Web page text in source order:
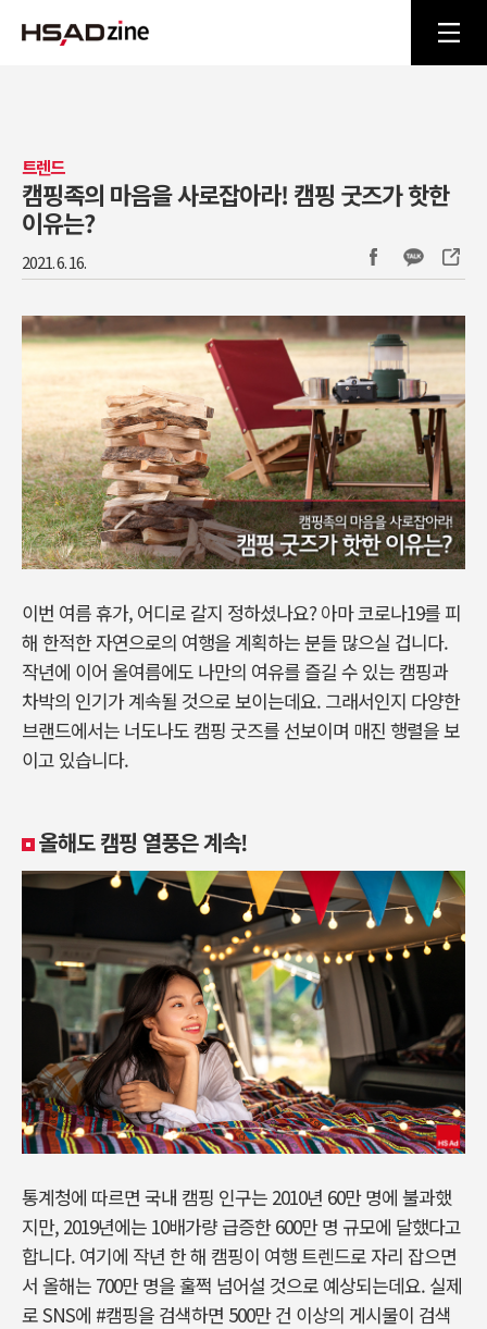
트렌드
캠핑족의 마음을 사로잡아라! 캠핑 굿즈가 핫한
이유는?
2021. 6. 16.
이번 여름 휴가, 어디로 갈지 정하셨나요? 아마 코로나19를 피
해 한적한 자연으로의 여행을 계획하는 분들 많으실 겁니다.
작년에 이어 올여름에도 나만의 여유를 즐길 수 있는 캠핑과
차박의 인기가 계속될 것으로 보이는데요. 그래서인지 다양한
브랜드에서는 너도나도 캠핑 굿즈를 선보이며 매진 행렬을 보
이고 있습니다.
올해도 캠핑 열풍은 계속!
통계청에 따르면 국내 캠핑 인구는 2010년 60만 명에 불과했
지만, 2019년에는 10배가량 급증한 600만 명 규모에 달했다고
합니다. 여기에 작년 한 해 캠핑이 여행 트렌드로 자리 잡으면
서 올해는 700만 명을 훌쩍 넘어설 것으로 예상되는데요. 실제
로 SNS에 #캠핑을 검색하면 500만 건 이상의 게시물이 검색